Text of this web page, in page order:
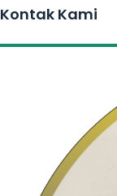
Kontak Kami